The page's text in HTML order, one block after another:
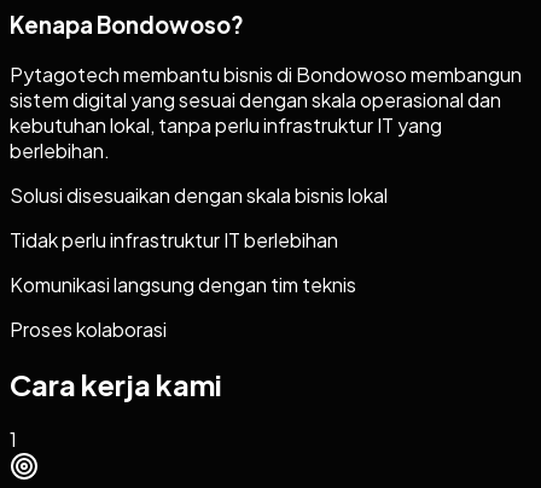
Kenapa Bondowoso?
Pytagotech membantu bisnis di Bondowoso membangun
sistem digital yang sesuai dengan skala operasional dan
kebutuhan lokal, tanpa perlu infrastruktur IT yang
berlebihan.
Solusi disesuaikan dengan skala bisnis lokal
Tidak perlu infrastruktur IT berlebihan
Komunikasi langsung dengan tim teknis
Proses kolaborasi
Cara kerja kami
1